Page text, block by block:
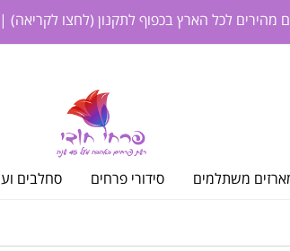
לכל הארץ בכפוף לתקנון (לחצו לקריאה)
משתלמים סידורי פרחים סחלבים